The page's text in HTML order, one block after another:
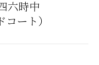
六時中
ート）